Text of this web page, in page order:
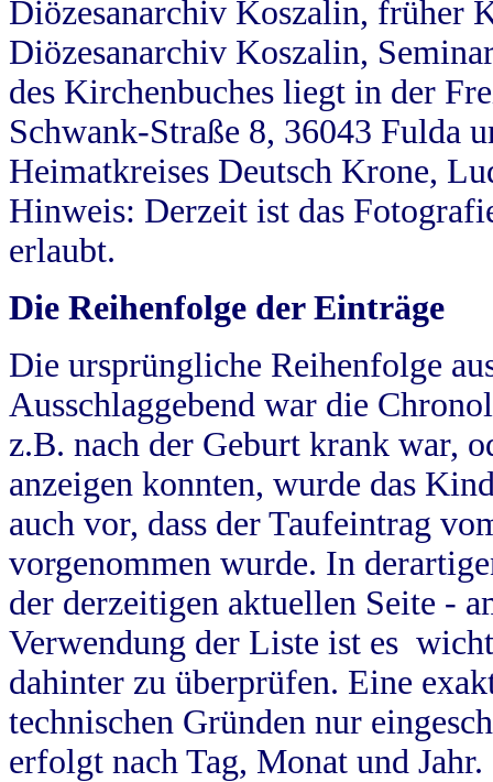
Diözesanarchiv Koszalin, früher
Diözesanarchiv Koszalin,
des Kirchenbuches liegt in der
Schwank-Straße 8, 36043 Fulda
Heimatkreises Deutsch Krone,
Hinweis: Derzeit ist das
erlaubt.
Die Reihenfolge der Einträge
Die ursprüngliche Reihenfolge
Ausschlaggebend war die
z.B. nach der Geburt krank war,
anzeigen konnten, wurde das
auch vor, dass der Taufeintrag
vorgenommen wurde. In
der derzeitigen aktuellen Seite -
Verwendung der Liste ist es
dahinter zu überprüfen. Eine
technischen Gründen nur
erfolgt nach Tag, Monat und Jahr.